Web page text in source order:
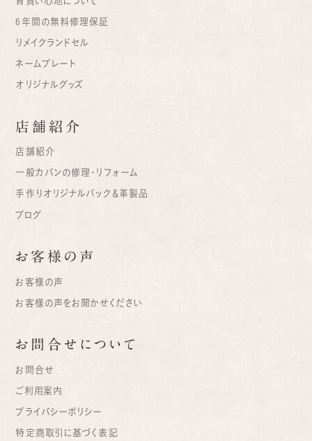
6年間の無料修理保証
リメイクランドセル
ネームプレート
オリジナルグッズ
店舗紹介
店舗紹介
一般カバンの修理・リフォーム
手作りオリジナルバック＆革製品
ブログ
お客様の声
お客様の声
お客様の声をお聞かせください
お問合せについて
お問合せ
ご利用案内
プライバシーポリシー
特定商取引に基づく表記